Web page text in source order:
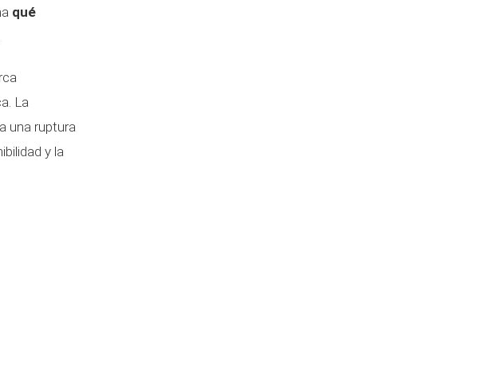
qué
La
una ruptura
y la